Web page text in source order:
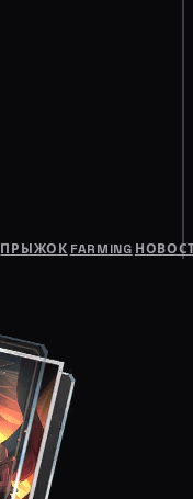
ПРЫЖОК FARMING